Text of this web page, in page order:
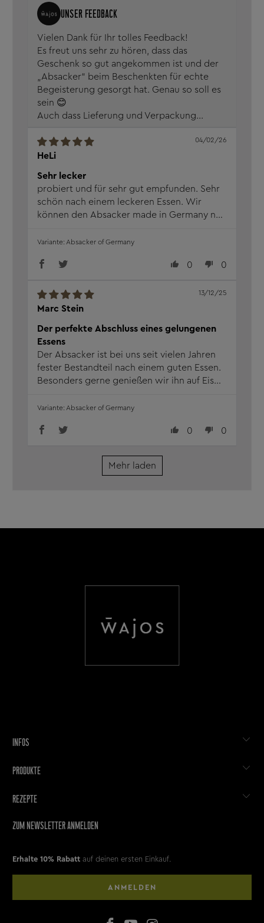
verpackt.
Ich glaube hier kaufe ich öfters... Mehr lesen
Vielen Dank für Ihr tolles Feedback!
Es freut uns sehr zu hören, dass das
Geschenk so gut angekommen ist und der
„Absacker“ beim Beschenkten für echte
Begeisterung gesorgt hat. Genau so soll es
sein 😊
Auch dass Lieferung und Verpackung...
HeLi
04/02/26
Sehr lecker
probiert und für sehr gut empfunden. Sehr
schön nach einem leckeren Essen. Wir
können den Absacker made in Germany nur
0 0
Absacker of Germany
Marc Stein
13/12/25
Der perfekte Abschluss eines gelungenen
Essens
Der Absacker ist bei uns seit vielen Jahren
fester Bestandteil nach einem guten Essen.
Besonders gerne genießen wir ihn auf Eis
einmal eine frische, feine Note. Ob mit
Abend einfach perfekt ab. Würzig,
wie man sich einen hochwertigen
Kräuterlikör wünscht. Für uns gehört er...
0 0
Absacker of Germany
Mehr laden
INFOS
PRODUKTE
REZEPTE
ZUM NEWSLETTER ANMELDEN
Erhalte 10% Rabatt auf deinen ersten Einkauf.
ANMELDEN